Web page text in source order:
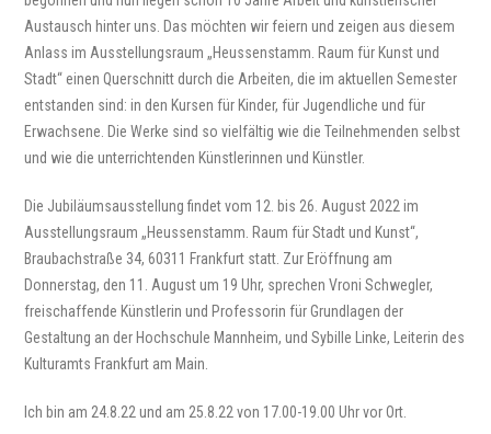
Austausch hinter uns. Das möchten wir feiern und zeigen aus diesem
Anlass im Ausstellungsraum „Heussenstamm. Raum für Kunst und
Stadt“ einen Querschnitt durch die Arbeiten, die im aktuellen Semester
entstanden sind: in den Kursen für Kinder, für Jugendliche und für
Erwachsene. Die Werke sind so vielfältig wie die Teilnehmenden selbst
und wie die unterrichtenden Künstlerinnen und Künstler.
Die Jubiläumsausstellung findet vom 12. bis 26. August 2022 im
Ausstellungsraum „Heussenstamm. Raum für Stadt und Kunst“,
Braubachstraße 34, 60311 Frankfurt statt. Zur Eröffnung am
Donnerstag, den 11. August um 19 Uhr, sprechen Vroni Schwegler,
freischaffende Künstlerin und Professorin für Grundlagen der
Gestaltung an der Hochschule Mannheim, und Sybille Linke, Leiterin des
Kulturamts Frankfurt am Main.
Ich bin am 24.8.22 und am 25.8.22 von 17.00-19.00 Uhr vor Ort.